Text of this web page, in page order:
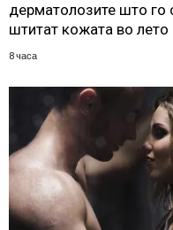
дерматолозите што го
штитат кожата во лето
8 часа